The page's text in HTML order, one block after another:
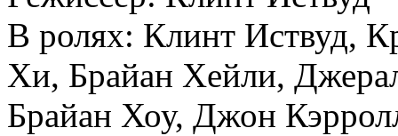
В ролях: Клинт Иствуд,
Хи, Брайан Хейли,
Брайан Хоу, Джон